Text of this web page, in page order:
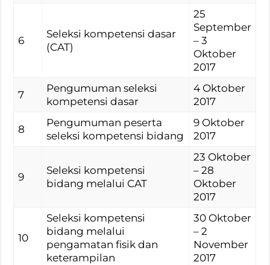
6
Seleksi kompetensi dasar
(CAT)
25
September
– 3
Oktober
2017
7
Pengumuman seleksi
kompetensi dasar
4 Oktober
2017
8
Pengumuman peserta
seleksi kompetensi bidang
9 Oktober
2017
9
Seleksi kompetensi
bidang melalui CAT
23 Oktober
– 28
Oktober
2017
10
Seleksi kompetensi
bidang melalui
pengamatan fisik dan
keterampilan
30 Oktober
– 2
November
2017